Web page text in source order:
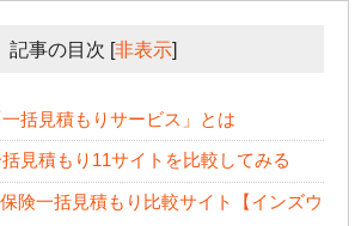
記事の目次 [非表示]
括見積もりサービス」とは
見積もり11サイトを比較してみる
険一括見積もり比較サイト【インズウ